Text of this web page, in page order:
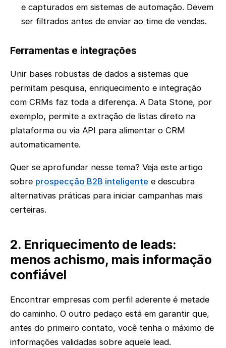
e capturados em sistemas de automação. Devem
ser filtrados antes de enviar ao time de vendas.
Ferramentas e integrações
Unir bases robustas de dados a sistemas que
permitam pesquisa, enriquecimento e integração
com CRMs faz toda a diferença. A Data Stone, por
exemplo, permite a extração de listas direto na
plataforma ou via API para alimentar o CRM
automaticamente.
Quer se aprofundar nesse tema? Veja este artigo
sobre prospecção B2B inteligente e descubra
alternativas práticas para iniciar campanhas mais
certeiras.
2. Enriquecimento de leads:
menos achismo, mais informação
confiável
Encontrar empresas com perfil aderente é metade
do caminho. O outro pedaço está em garantir que,
antes do primeiro contato, você tenha o máximo de
informações validadas sobre aquele lead.